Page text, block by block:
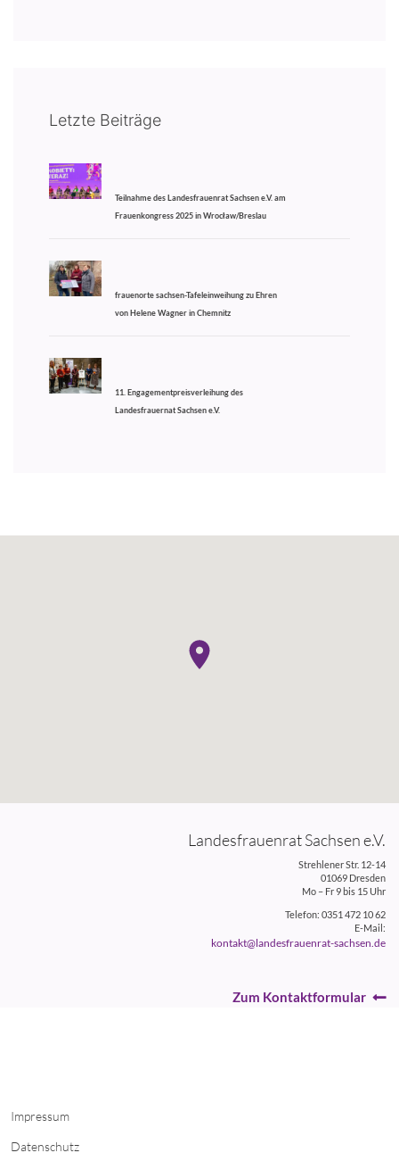
Letzte Beiträge
Teilnahme des Landesfrauenrat Sachsen e.V. am
Frauenkongress 2025 in Wrocław/Breslau
frauenorte sachsen-Tafeleinweihung zu Ehren
von Helene Wagner in Chemnitz
11. Engagementpreisverleihung des
Landesfrauernat Sachsen e.V.
Landesfrauenrat Sachsen e.V.
Strehlener Str. 12-14
01069 Dresden
Mo – Fr 9 bis 15 Uhr
Telefon: 0351 472 10 62
E-Mail:
kontakt@landesfrauenrat-sachsen.de
Zum Kontaktformular
Impressum
Datenschutz